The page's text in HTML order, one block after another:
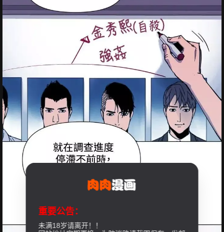
重要公告：
未满18岁请离开！！